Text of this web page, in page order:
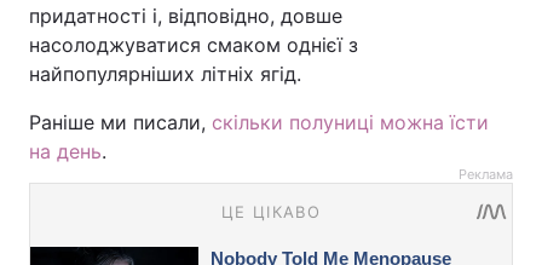
придатності і, відповідно, довше
насолоджуватися смаком однієї з
найпопулярніших літніх ягід.
Раніше ми писали, скільки полуниці можна їсти
на день.
Реклама